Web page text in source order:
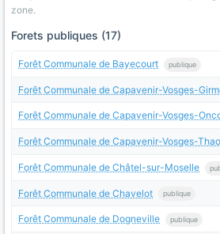
zone.
Forets publiques (17)
Forêt Communale de Bayecourt publique
Forêt Communale de Capavenir-Vosges-
Forêt Communale de Capavenir-Vosges-
Forêt Communale de Capavenir-Vosges-
Forêt Communale de Châtel-sur-Moselle
Forêt Communale de Chavelot publique
Forêt Communale de Dogneville publique